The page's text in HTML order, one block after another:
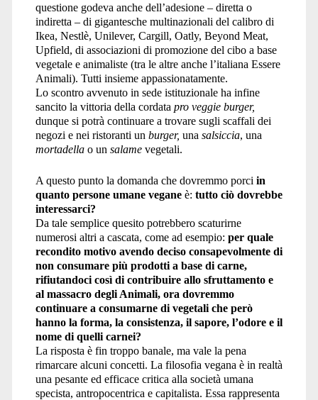
questione godeva anche dell’adesione – diretta o
indiretta – di gigantesche multinazionali del calibro di
Ikea, Nestlè, Unilever, Cargill, Oatly, Beyond Meat,
Upfield, di associazioni di promozione del cibo a base
vegetale e animaliste (tra le altre anche l’italiana Essere
Animali). Tutti insieme appassionatamente.
Lo scontro avvenuto in sede istituzionale ha infine
sancito la vittoria della cordata pro veggie burger,
dunque si potrà continuare a trovare sugli scaffali dei
negozi e nei ristoranti un burger, una salsiccia, una
mortadellao un salamevegetali.
A questo punto la domanda che dovremmo porci in
quanto persone umane veganeè: tutto ciò dovrebbe
interessarci?
Da tale semplice quesito potrebbero scaturirne
numerosi altri a cascata, come ad esempio: per quale
recondito motivo avendo deciso consapevolmente di
non consumare più prodotti a base di carne,
rifiutandoci così di contribuire allo sfruttamento e
al massacro degli Animali, ora dovremmo
continuare a consumarne di vegetali che però
hanno la forma, la consistenza, il sapore, l’odore e il
nome di quelli carnei?
La risposta è fin troppo banale, ma vale la pena
rimarcare alcuni concetti. La filosofia vegana è in realtà
una pesante ed efficace critica alla società umana
specista, antropocentrica e capitalista. Essa rappresenta